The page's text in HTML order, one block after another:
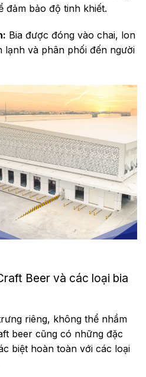
đảm bảo độ tinh khiết.
Bia được đóng vào chai, lon
lạnh và phân phối đến người
Beer và các loại bia
riêng, không thể nhầm
beer cũng có những đặc
biệt hoàn toàn với các loại